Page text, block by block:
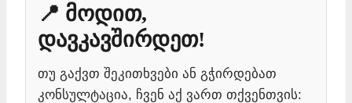
📍 მოდით,
დავკავშირდეთ!
თუ გაქვთ შეკითხვები ან გჭირდებათ
კონსულტაცია, ჩვენ აქ ვართ თქვენთვის: